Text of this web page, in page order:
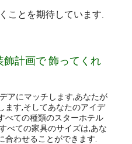
ことを期待しています
飾計画で 飾ってくれ
アにマッチします,あなたが
ます,そしてあなたのアイデ
べての種類のスターホテル
べての家具のサイズは,あな
合わせることができます.